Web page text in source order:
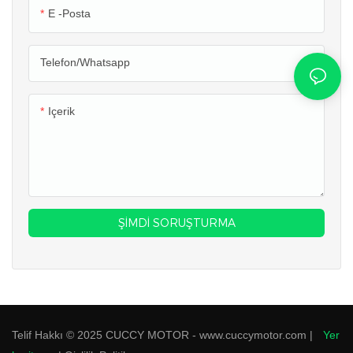
E -posta
Telefon/whatsapp
Içerik
ŞIMDI SORUŞTURMA
daha uzun menzil sağlar. 48V
scooter, çoğu 500w 600w
elektrikli scooter'a kıyasla fiyat
bu 600w 500w elektrikli
scooter, çoğu 500w 600w
elektrikli scooter'a kıyasla fiyat
açısından rekabetçidir. Boyutu,
Telif Hakkı © 2025 CUCCY MOTOR - www.cuccymotor.com |
Yer